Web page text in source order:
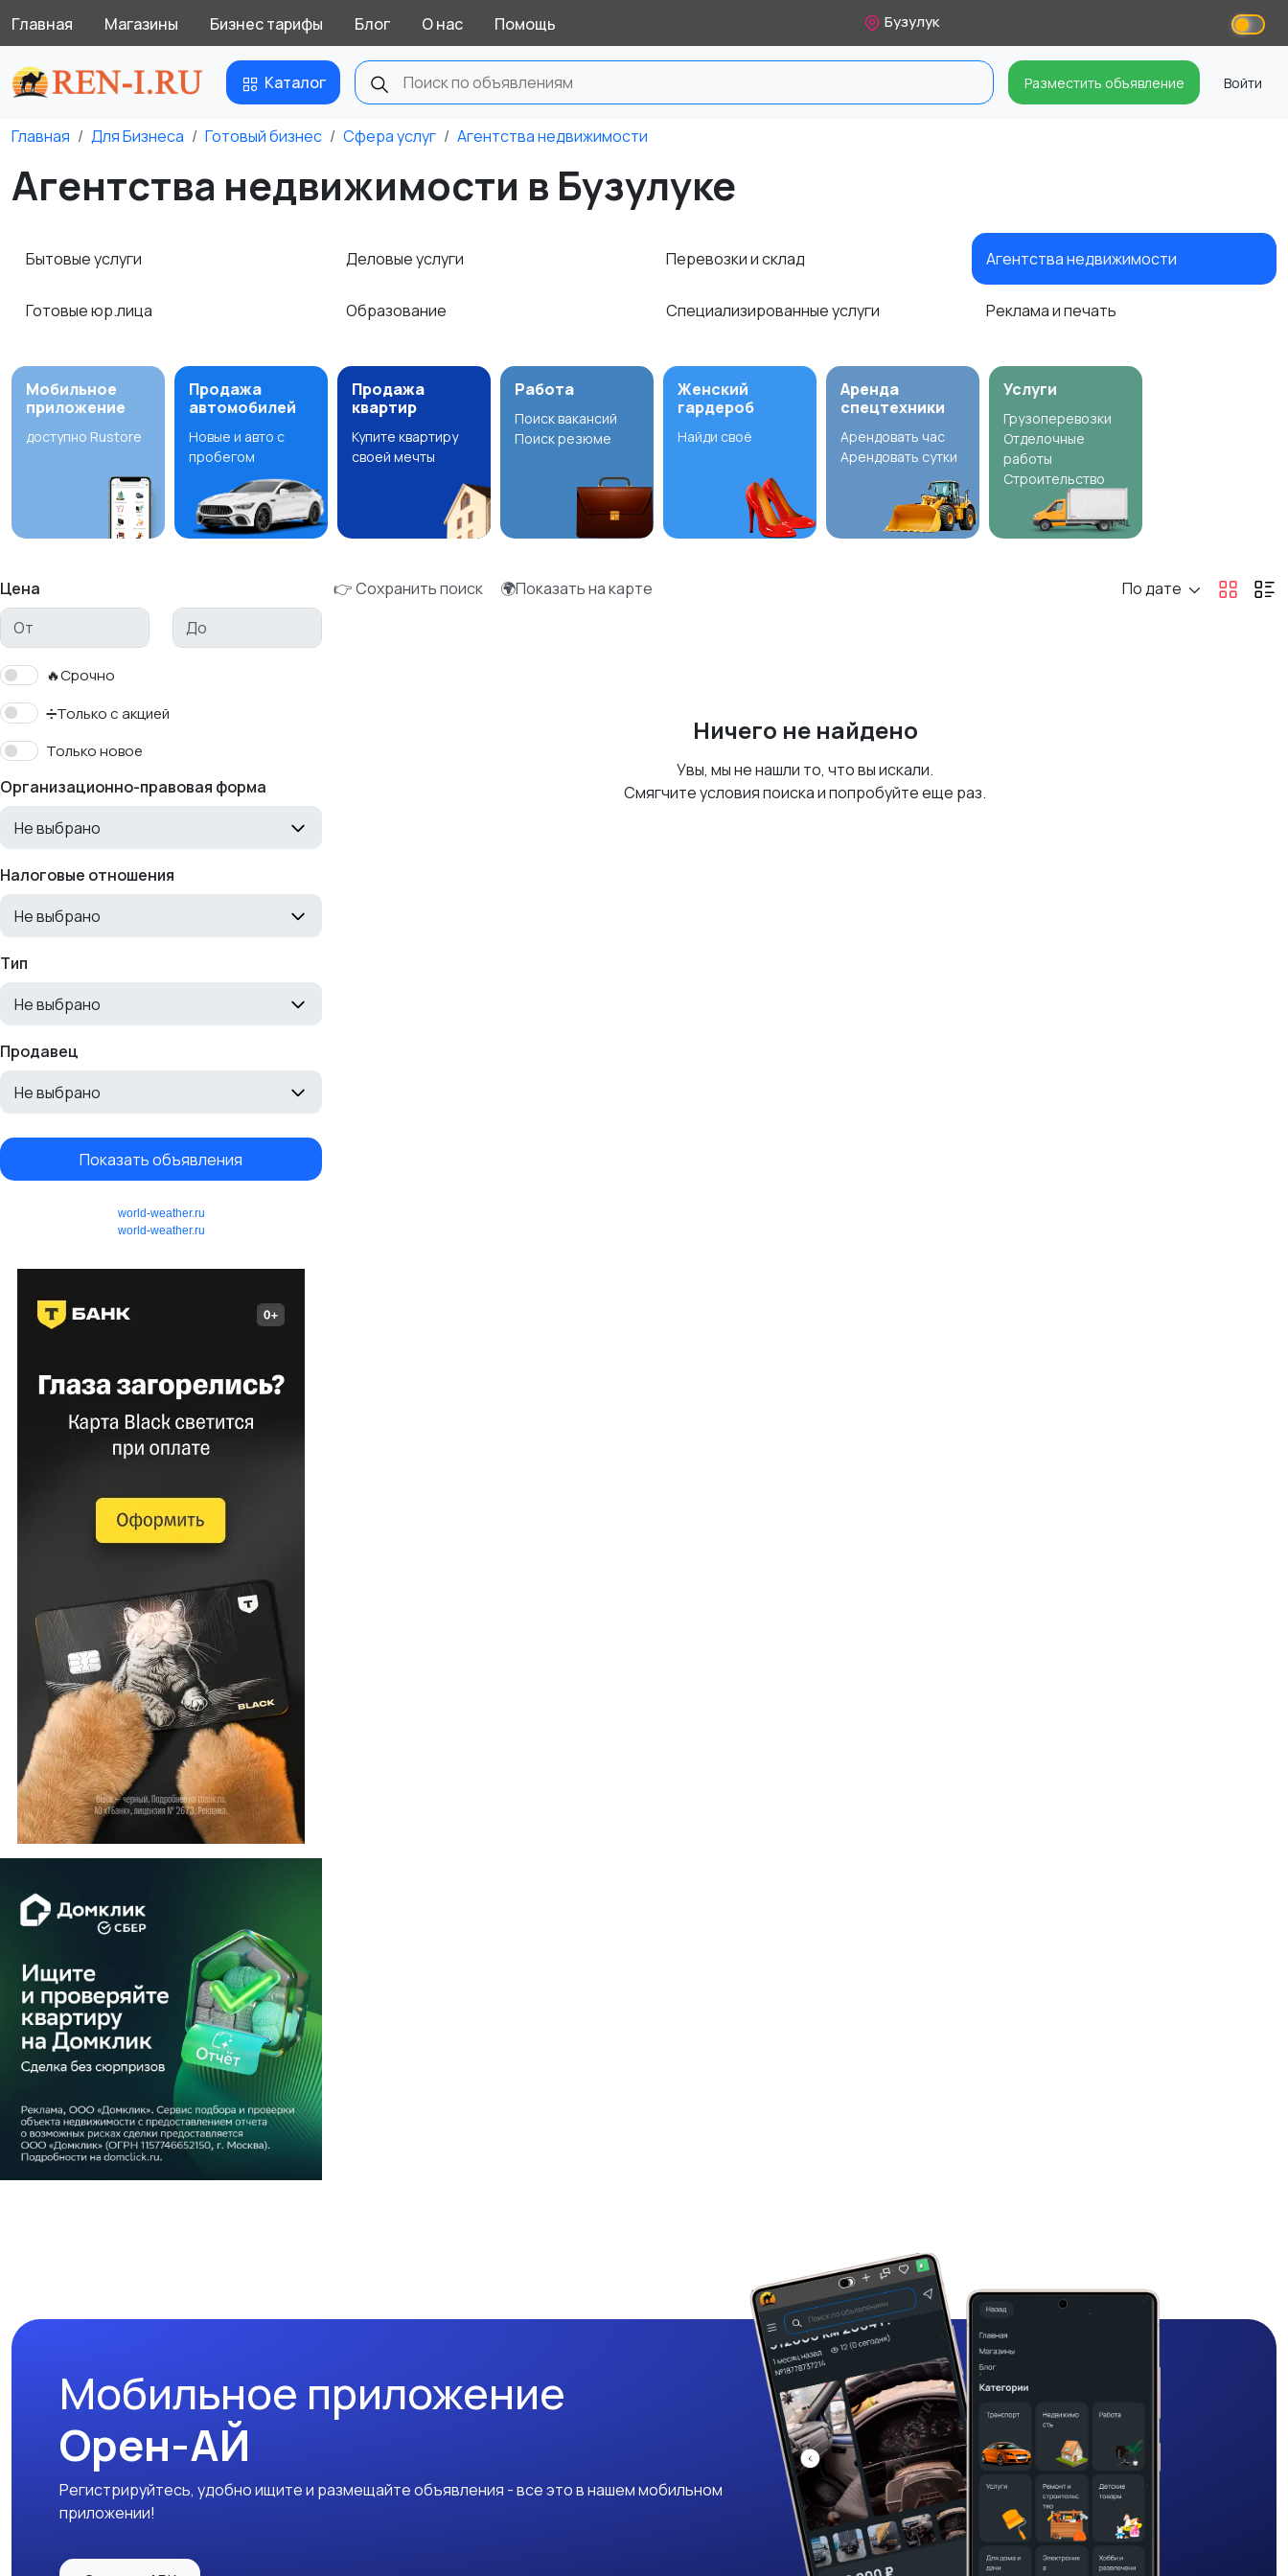
Главная Магазины Бизнес тарифы Блог О нас Помощь Бузулук
Каталог Разместить объявление Войти
Главная Для Бизнеса Готовый бизнес Сфера услуг Агентства недвижимости
Агентства недвижимости в Бузулуке
Бытовые услуги
Готовые юр.лица
Деловые услуги
Образование
Перевозки и склад
Специализированные услуги
Агентства недвижимости
Реклама и печать
Мобильное
приложение
доступно Rustore
Продажа
автомобилей
Новые и авто с
пробегом
Продажа
квартир
Купите квартиру
своей мечты
Работа
Поиск вакансий
Поиск резюме
Женский
гардероб
Найди своё
Аренда
спецтехники
Арендовать час
Арендовать сутки
Услуги
Грузоперевозки
Отделочные
работы
Строительство
Цена
🔥Срочно
➗Только с акцией
Только новое
Организационно-правовая форма
Не выбрано
Налоговые отношения
Не выбрано
Тип
Не выбрано
Продавец
Не выбрано
Показать объявления
world-weather.ru
world-weather.ru
👉 Сохранить поиск 🌍Показать на карте По дате
Ничего не найдено
Увы, мы не нашли то, что вы искали.
Смягчите условия поиска и попробуйте еще раз.
Мобильное приложение
Орен-АЙ
Регистрируйтесь, удобно ищите и размещайте объявления - все это в нашем мобильном
приложении!